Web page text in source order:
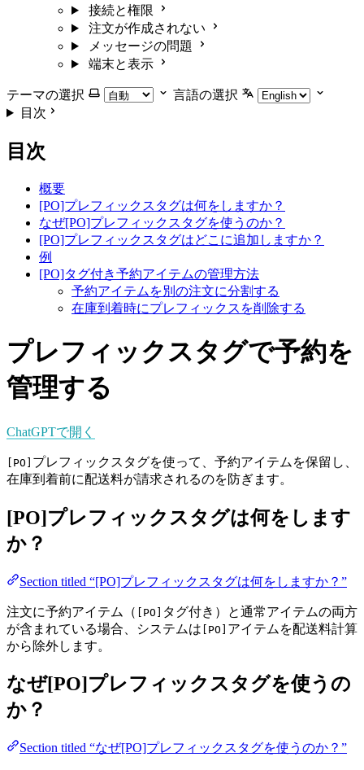
接続と権限
注文が作成されない
メッセージの問題
端末と表示
テーマの選択
言語の選択
目次
目次
概要
[PO]プレフィックスタグは何をしますか？
なぜ[PO]プレフィックスタグを使うのか？
[PO]プレフィックスタグはどこに追加しますか？
例
[PO]タグ付き予約アイテムの管理方法
予約アイテムを別の注文に分割する
在庫到着時にプレフィックスを削除する
プレフィックスタグで予約を
管理する
ChatGPTで開く
[PO] プレフィックスタグを使って、予約アイテムを保留し、
在庫到着前に配送料が請求されるのを防ぎます。
[PO]プレフィックスタグは何をします
か？
Section titled “[PO]プレフィックスタグは何をしますか？”
注文に予約アイテム（ [PO] タグ付き）と通常アイテムの両方
が含まれている場合、システムは [PO] アイテムを配送料計算
から除外します。
なぜ[PO]プレフィックスタグを使うの
か？
Section titled “なぜ[PO]プレフィックスタグを使うのか？”